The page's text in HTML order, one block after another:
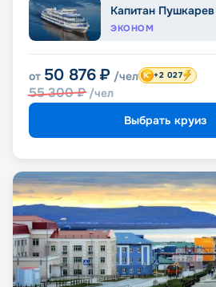
Капитан Пушкарев
ЭКОНОМ
от 50 876 ₽ /чел
55 300₽ /чел
+2 027
Выбрать круиз